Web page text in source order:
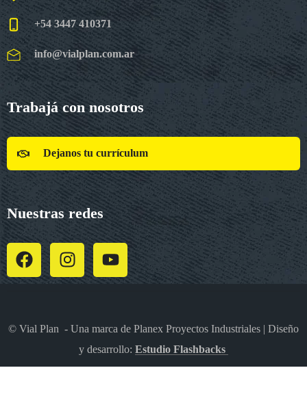
+54 3447 410371
info@vialplan.com.ar
Trabajá con nosotros
Dejanos tu currículum
Nuestras redes
© Vial Plan - Una marca de Planex Proyectos Industriales | Diseño
y desarrollo: Estudio Flashbacks